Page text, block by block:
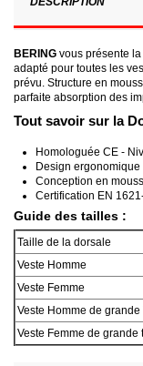
BERING vous présente
adapté pour toutes les
prévu. Structure en
parfaite absorption des
Tout savoir sur la
Homologuée CE -
Design ergonomique
Conception en
Certification EN
Guide des tailles :
Taille de la dorsale
Veste Homme
Veste Femme
Veste Homme de grande
Veste Femme de grande